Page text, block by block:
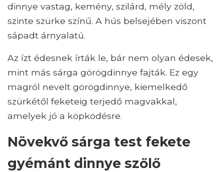
dinnye vastag, kemény, szilárd, mély zöld,
szinte szürke színű. A hús belsejében viszont
sápadt árnyalatú.
Az ízt édesnek írták le, bár nem olyan édesek,
mint más sárga görögdinnye fajták. Ez egy
magról nevelt görögdinnye, kiemelkedő
szürkétől feketeig terjedő magvakkal,
amelyek jó a köpködésre.
Növekvő sárga test fekete
gyémánt dinnye szőlő